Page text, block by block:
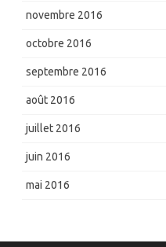
novembre 2016
octobre 2016
septembre 2016
août 2016
juillet 2016
juin 2016
mai 2016